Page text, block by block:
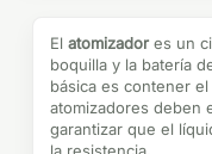
El atomizador es un
boquilla y la batería
básica es contener
atomizadores deben
garantizar que el
la resistencia.